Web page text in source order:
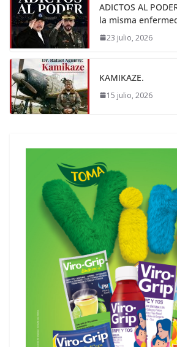
ADICTOS AL
la misma
23 julio, 2026
KAMIKAZE.
15 julio, 2026